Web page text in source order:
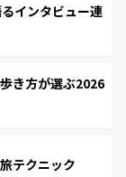
インタビュー連
き方が選ぶ2026
テクニック